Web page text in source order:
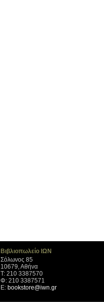
Βιβλιοπωλείο ΙΩΝ
Σόλωνος 85
10679, Αθήνα
Τ: 210 3387570
Φ: 210 3387571
Ε: bookstore@iwn.gr